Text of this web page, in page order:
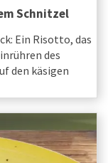
Schnitzel
Ein Risotto, das
des
den käsigen